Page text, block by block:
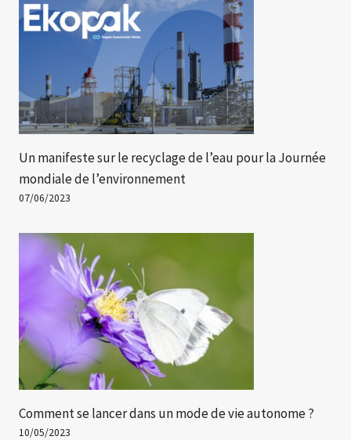
Un manifeste sur le recyclage de l’eau pour la Journée
mondiale de l’environnement
07/06/2023
Comment se lancer dans un mode de vie autonome ?
10/05/2023